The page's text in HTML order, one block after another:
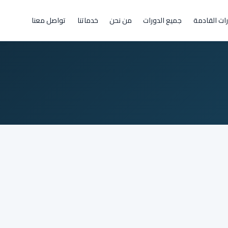
القادمة جميع الدورات من نحن خدماتنا تواصل معنا